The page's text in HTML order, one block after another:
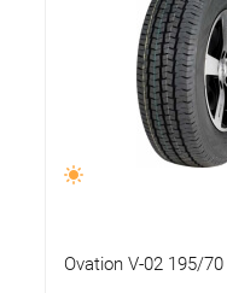
Ovation V-02 195/